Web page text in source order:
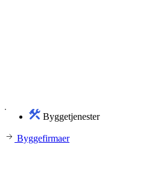
Byggetjenester
Byggefirmaer